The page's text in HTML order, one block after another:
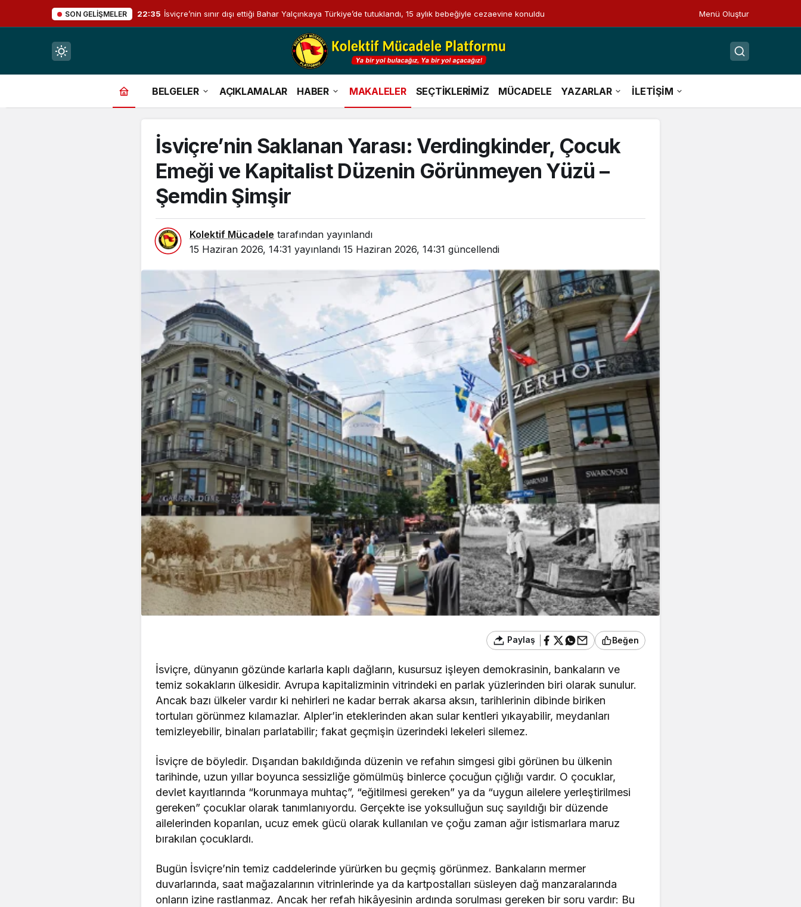
SON GELIŞMELER 22:35 İsviçre’nin sınır dışı ettiği Bahar Yalçınkaya Türkiye’de tutuklandı, 15 aylık bebeğiyle cezaevine konuldu Menü Oluştur
Mod
BELGELER AÇIKLAMALAR HABER MAKALELER SEÇTİKLERİMİZ MÜCADELE YAZARLAR İLETİŞİM
İsviçre’nin Saklanan Yarası: Verdingkinder, Çocuk
Emeği ve Kapitalist Düzenin Görünmeyen Yüzü –
Şemdin Şimşir
Kolektif Mücadele tarafından yayınlandı
15 Haziran 2026, 14:31 yayınlandı 15 Haziran 2026, 14:31 güncellendi
Paylaş Beğen
İsviçre, dünyanın gözünde karlarla kaplı dağların, kusursuz işleyen demokrasinin, bankaların ve
temiz sokakların ülkesidir. Avrupa kapitalizminin vitrindeki en parlak yüzlerinden biri olarak sunulur.
Ancak bazı ülkeler vardır ki nehirleri ne kadar berrak akarsa aksın, tarihlerinin dibinde biriken
tortuları görünmez kılamazlar. Alpler’in eteklerinden akan sular kentleri yıkayabilir, meydanları
temizleyebilir, binaları parlatabilir; fakat geçmişin üzerindeki lekeleri silemez.
İsviçre de böyledir. Dışarıdan bakıldığında düzenin ve refahın simgesi gibi görünen bu ülkenin
tarihinde, uzun yıllar boyunca sessizliğe gömülmüş binlerce çocuğun çığlığı vardır. O çocuklar,
devlet kayıtlarında “korunmaya muhtaç”, “eğitilmesi gereken” ya da “uygun ailelere yerleştirilmesi
gereken” çocuklar olarak tanımlanıyordu. Gerçekte ise yoksulluğun suç sayıldığı bir düzende
ailelerinden koparılan, ucuz emek gücü olarak kullanılan ve çoğu zaman ağır istismarlara maruz
bırakılan çocuklardı.
Bugün İsviçre’nin temiz caddelerinde yürürken bu geçmiş görünmez. Bankaların mermer
duvarlarında, saat mağazalarının vitrinlerinde ya da kartpostalları süsleyen dağ manzaralarında
onların izine rastlanmaz. Ancak her refah hikâyesinin ardında sorulması gereken bir soru vardır: Bu